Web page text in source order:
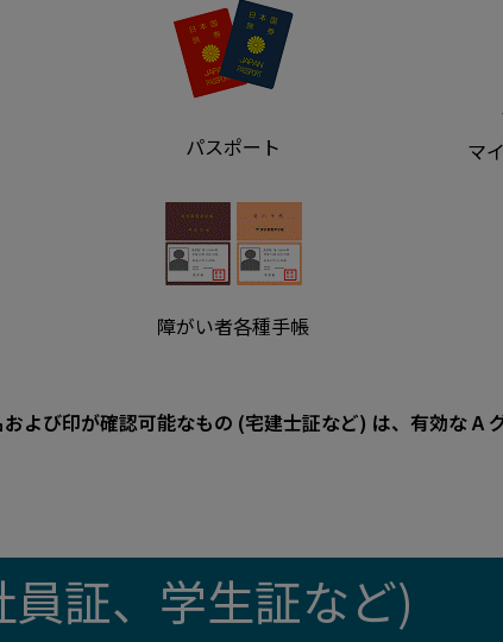
パスポート
マ
障がい者各種手帳
よび印が確認可能なもの (宅建士証など) は、有効な A
証、学生証など)